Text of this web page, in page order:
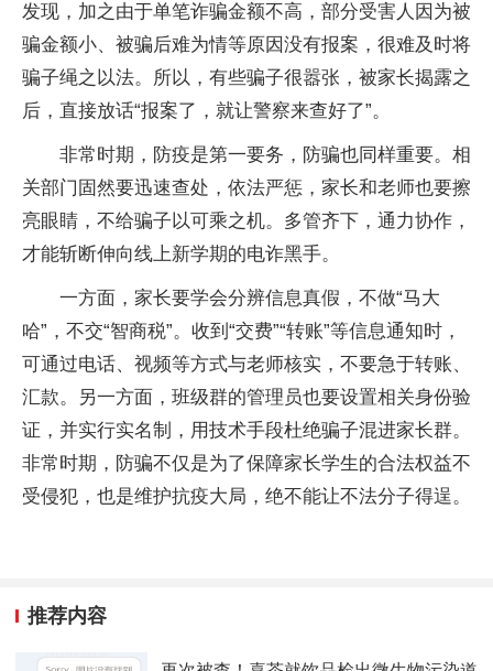
发现，加之由于单笔诈骗金额不高，部分受害人因为被
骗金额小、被骗后难为情等原因没有报案，很难及时将
骗子绳之以法。所以，有些骗子很嚣张，被家长揭露之
后，直接放话“报案了，就让警察来查好了”。
非常时期，防疫是第一要务，防骗也同样重要。相
关部门固然要迅速查处，依法严惩，家长和老师也要擦
亮眼睛，不给骗子以可乘之机。多管齐下，通力协作，
才能斩断伸向线上新学期的电诈黑手。
一方面，家长要学会分辨信息真假，不做“马大
哈”，不交“智商税”。收到“交费”“转账”等信息通知时，
可通过电话、视频等方式与老师核实，不要急于转账、
汇款。另一方面，班级群的管理员也要设置相关身份验
证，并实行实名制，用技术手段杜绝骗子混进家长群。
非常时期，防骗不仅是为了保障家长学生的合法权益不
受侵犯，也是维护抗疫大局，绝不能让不法分子得逞。
推荐内容